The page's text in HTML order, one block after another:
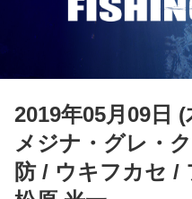
2019年05月09日 (
メジナ・グレ・
防 / ウキフカセ /